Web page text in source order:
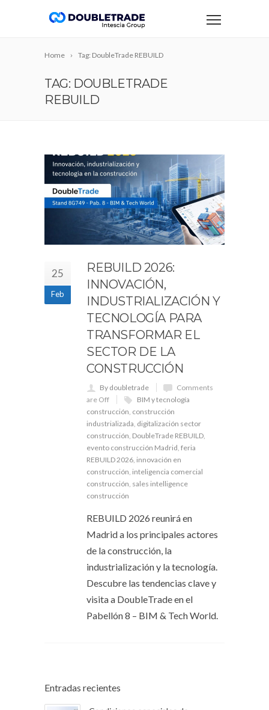
Home Tag: DoubleTrade REBUILD
TAG: DOUBLETRADE
REBUILD
25
Feb
REBUILD 2026:
INNOVACIÓN,
INDUSTRIALIZACIÓN Y
TECNOLOGÍA PARA
TRANSFORMAR EL
SECTOR DE LA
CONSTRUCCIÓN
By doubletrade
Comments
are Off
BIM y tecnología
construcción, construcción
industrializada, digitalización sector
construcción, DoubleTrade REBUILD,
evento construcción Madrid, feria
REBUILD 2026, innovación en
construcción, inteligencia comercial
construcción, sales intelligence
construcción
REBUILD 2026 reunirá en
Madrid a los principales actores
de la construcción, la
industrialización y la tecnología.
Descubre las tendencias clave y
visita a DoubleTrade en el
Pabellón 8 – BIM & Tech World.
Entradas recientes